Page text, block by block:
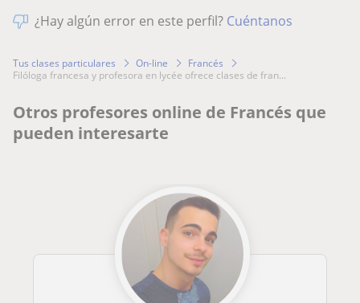
¿Hay algún error en este perfil? Cuéntanos
Tus clases particulares On-line
Francés
filóloga francesa y profesora en lycée ofrece clases de fran...
Otros profesores online de Francés que
pueden interesarte